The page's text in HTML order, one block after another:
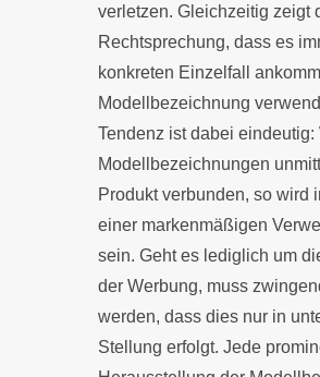
verletzen. Gleichzeitig zeigt
Rechtsprechung, dass es
konkreten Einzelfall
Modellbezeichnung
Tendenz ist dabei eindeutig:
Modellbezeichnungen
Produkt verbunden, so wird
einer markenmäßigen
sein. Geht es lediglich um
der Werbung, muss
werden, dass dies nur in
Stellung erfolgt. Jede